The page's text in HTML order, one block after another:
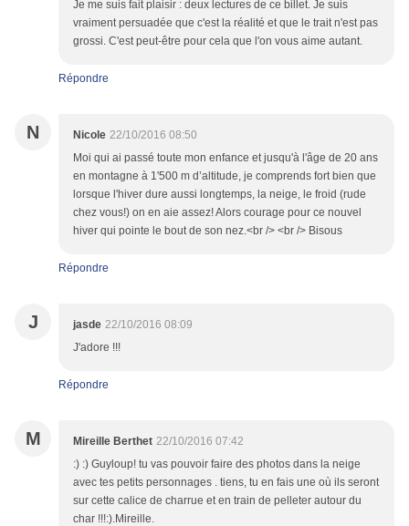
Je me suis fait plaisir : deux lectures de ce billet. Je suis
vraiment persuadée que c'est la réalité et que le trait n'est pas
grossi. C'est peut-être pour cela que l'on vous aime autant.
Répondre
N Nicole 22/10/2016 08:50
Moi qui ai passé toute mon enfance et jusqu'à l'âge de 20 ans
en montagne à 1'500 m d’altitude, je comprends fort bien que
lorsque l'hiver dure aussi longtemps, la neige, le froid (rude
chez vous!) on en aie assez! Alors courage pour ce nouvel
hiver qui pointe le bout de son nez.<br /> <br /> Bisous
Répondre
J jasde 22/10/2016 08:09
J'adore !!!
Répondre
M Mireille Berthet 22/10/2016 07:42
:) :) Guyloup! tu vas pouvoir faire des photos dans la neige
avec tes petits personnages . tiens, tu en fais une où ils seront
sur cette calice de charrue et en train de pelleter autour du
char !!!:).Mireille.